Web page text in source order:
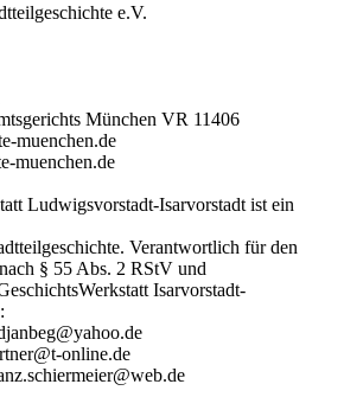
e.V.
München VR 11406
muenchen.de
muenchen.de
Ludwigsvorstadt-Isarvorstadt ist ein
Verantwortlich für den
§ 55 Abs. 2 RStV und
Isarvorstadt-
online.de